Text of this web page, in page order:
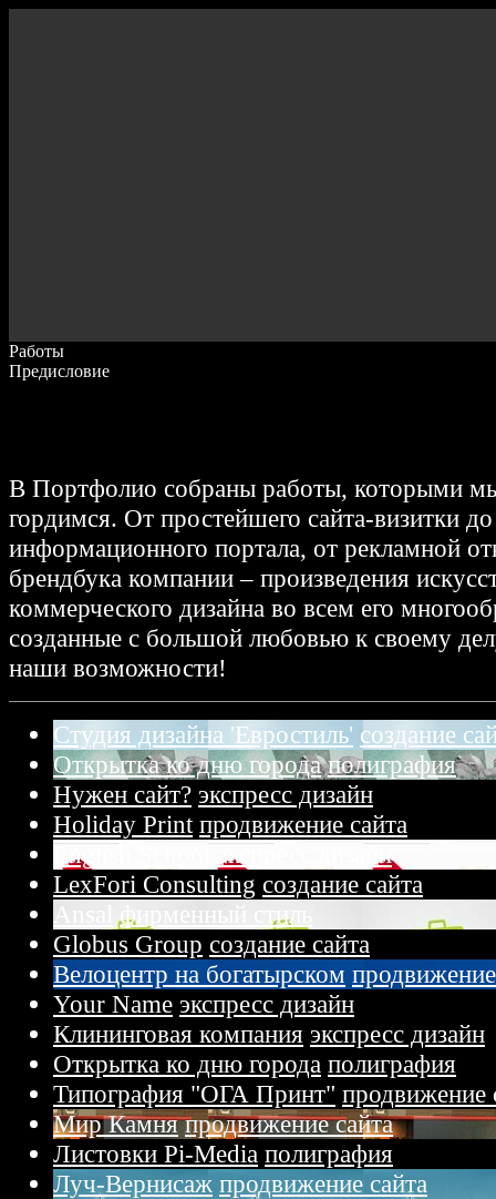
Работы
Предисловие
В Портфолио собраны работы, которыми
гордимся. От простейшего сайта-визитки до
информационного портала, от рекламной
брендбука компании – произведения
коммерческого дизайна во всем его
созданные с большой любовью к своему
наши возможности!
Студия дизайна 'Евростиль' создание
Открытка ко дню города полиграфия
Нужен сайт? экспресс дизайн
Holiday Print продвижение сайта
English School экспресс дизайн
LexFori Consulting создание сайта
Ansal
фирменный стиль
Globus Group создание сайта
Велоцентр на богатырском
Your Name экспресс дизайн
Клининговая компания экспресс дизайн
Открытка ко дню города полиграфия
Типография "ОГА Принт" продвижение
Мир Камня продвижение сайта
Листовки Pi-Media полиграфия
Луч-Вернисаж продвижение сайта